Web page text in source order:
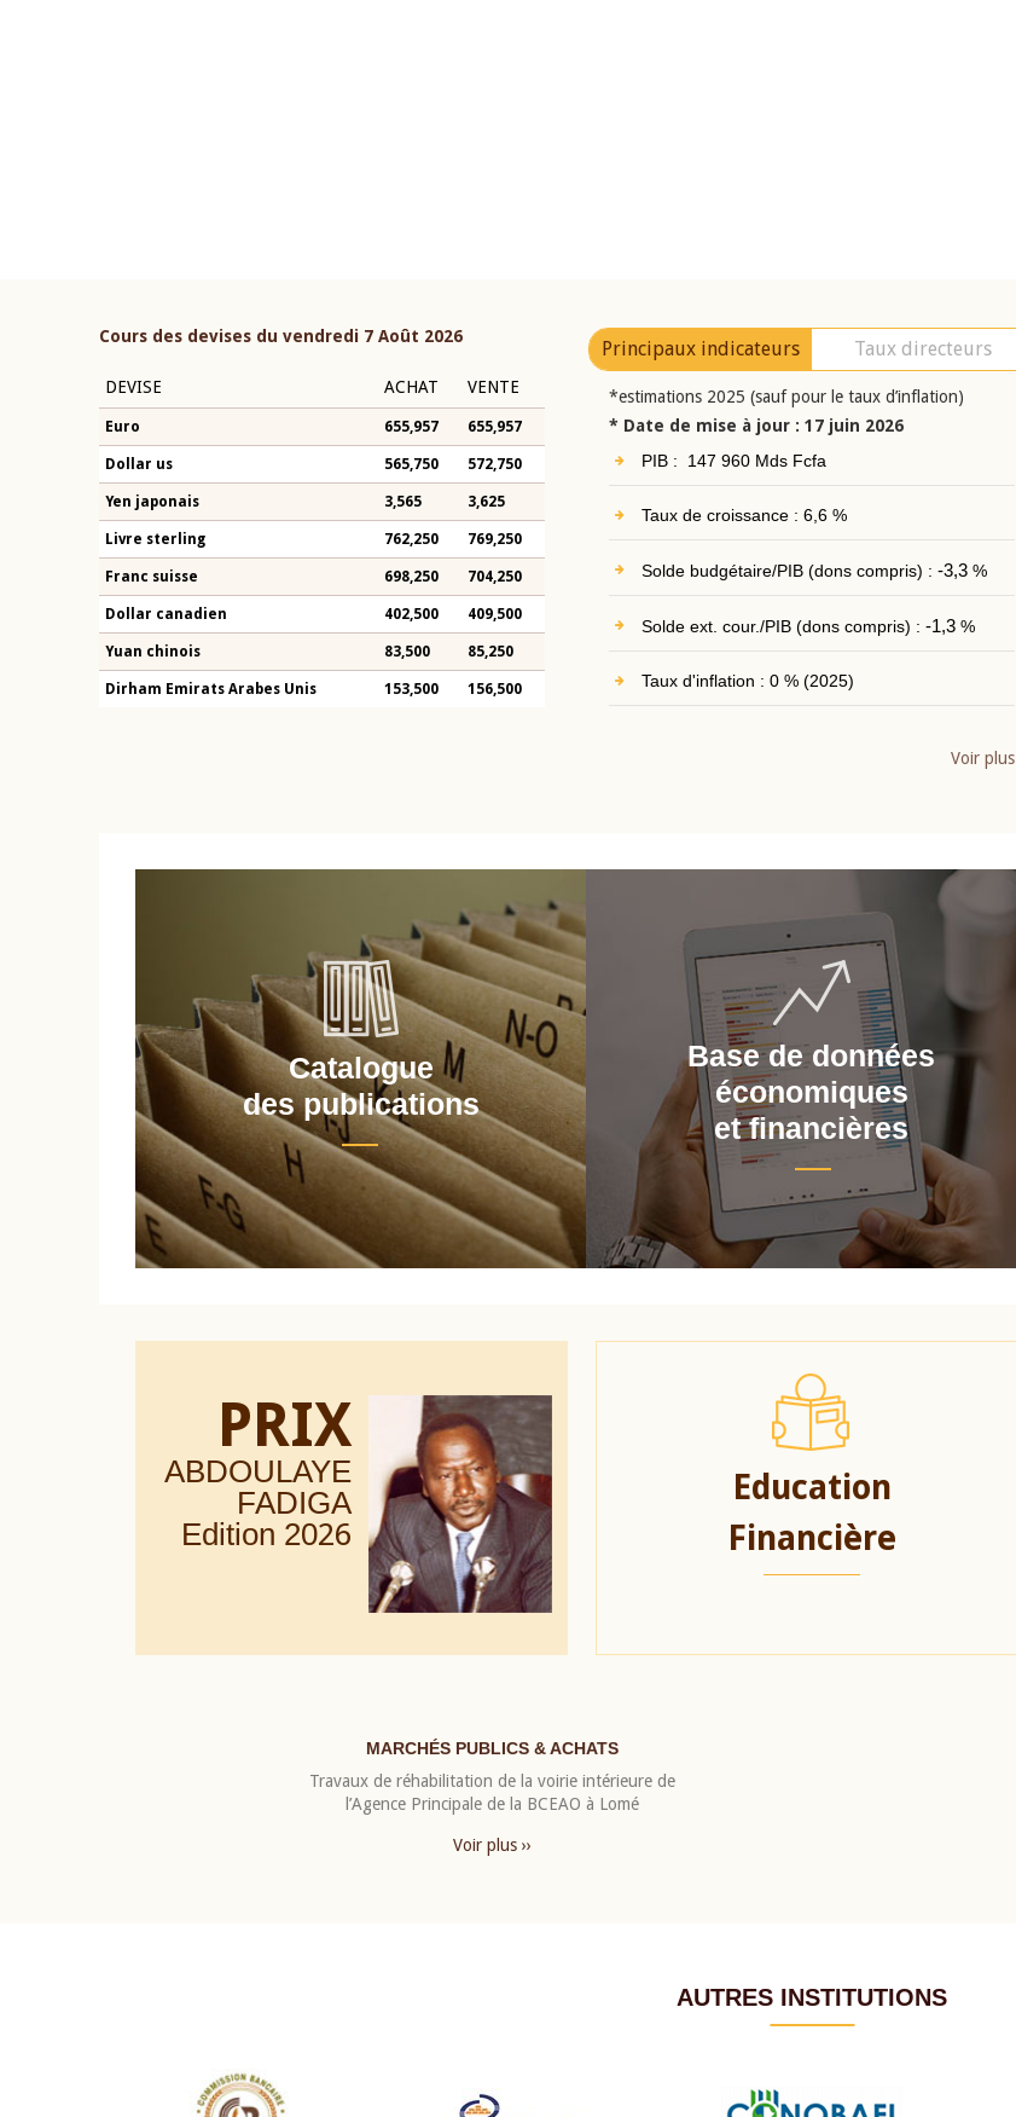
Cours des devises du vendredi 7 Août 2026
DEVISE ACHAT VENTE
Euro 655,957 655,957
Dollar us 565,750 572,750
Yen japonais 3,565 3,625
Livre sterling 762,250 769,250
Franc suisse 698,250 704,250
Dollar canadien 402,500 409,500
Yuan chinois 83,500 85,250
Dirham Emirats Arabes Unis 153,500 156,500
Principaux indicateurs Taux directeurs
*estimations 2025 (sauf pour le taux d’inflation)
* Date de mise à jour : 17 juin 2026
PIB : 147 960 Mds Fcfa
Taux de croissance : 6,6 %
Solde budgétaire/PIB (dons compris) : -3,3%
Solde ext. cour./PIB (dons compris) : -1,3%
Taux d'inflation : 0 % (2025)
Voir plus
Catalogue
des publications
Base de données
économiques
et financières
PRIX
ABDOULAYE
FADIGA
Edition 2026
Education
Financière
MARCHÉS PUBLICS & ACHATS
Travaux de réhabilitation de la voirie intérieure de
l’Agence Principale de la BCEAO à Lomé
Voir plus ››
AUTRES INSTITUTIONS